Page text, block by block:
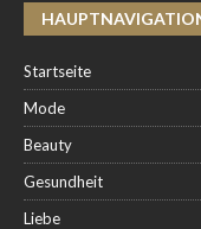
Startseite
Mode
Beauty
Gesundheit
Liebe